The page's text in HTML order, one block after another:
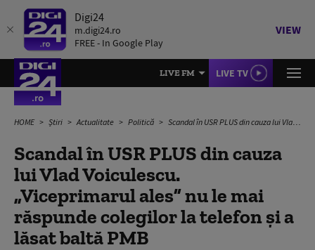
Digi24
m.digi24.ro
FREE - In Google Play
VIEW
LIVE FM LIVE TV
HOME Știri Actualitate Politică Scandal în USR PLUS din cauza lui Vlad Voiculescu. „Viceprimarul ales” nu le mai răspunde colegilor la telefon și a lăsat baltă PMB
Scandal în USR PLUS din cauza
lui Vlad Voiculescu.
„Viceprimarul ales” nu le mai
răspunde colegilor la telefon și a
lăsat baltă PMB